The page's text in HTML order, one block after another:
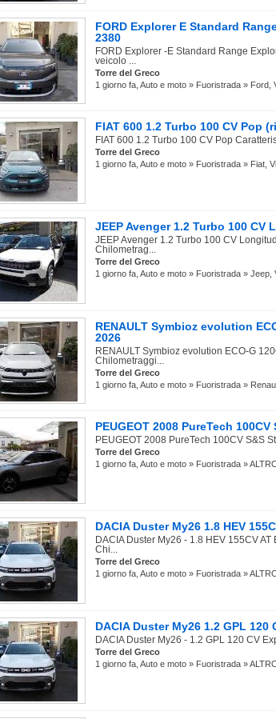
FORD Explorer E Standard
2380
FORD Explorer -E Standard Range
veicolo ...
Torre del Greco
1 giorno fa, Auto e moto » Fuoristrada » Ford,
FIAT 600 1.2 Turbo 100 CV Pop
FIAT 600 1.2 Turbo 100 CV Pop
Torre del Greco
1 giorno fa, Auto e moto » Fuoristrada » Fiat,
JEEP Avenger 1.2 Turbo 100 CV
JEEP Avenger 1.2 Turbo 100 CV
Chilometrag...
Torre del Greco
1 giorno fa, Auto e moto » Fuoristrada » Jeep,
RENAULT Symbioz evolution
2026
RENAULT Symbioz evolution ECO-G
Chilometraggi...
Torre del Greco
1 giorno fa, Auto e moto » Fuoristrada »
PEUGEOT 2008 PureTech
PEUGEOT 2008 PureTech 100CV S&S
Torre del Greco
1 giorno fa, Auto e moto » Fuoristrada »
DACIA Duster My26 1.8 HEV
DACIA Duster My26 - 1.8 HEV 155CV
Chi...
Torre del Greco
1 giorno fa, Auto e moto » Fuoristrada »
DACIA Duster My26 1.2 GPL
DACIA Duster My26 - 1.2 GPL 120 CV
Torre del Greco
1 giorno fa, Auto e moto » Fuoristrada »